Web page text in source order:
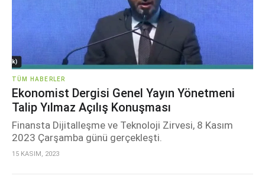
TÜM HABERLER
Ekonomist Dergisi Genel Yayın Yönetmeni
Talip Yılmaz Açılış Konuşması
Finansta Dijitalleşme ve Teknoloji Zirvesi, 8 Kasım
2023 Çarşamba günü gerçekleşti.
15 KASIM, 2023